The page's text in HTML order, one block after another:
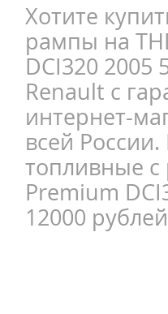
Хотите
рампы на
DCI320 2005
Renault с
интернет-
всей
топливные
Premium
12000